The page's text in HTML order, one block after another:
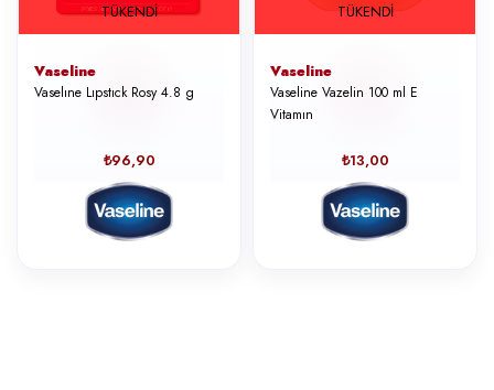
TÜKENDI
Vaseline
Vaselıne Lıpstıck Rosy 4.8 g
₺96,90
TÜKENDI
Vaseline
Vaseline Vazelin 100 ml E
Vitamın
₺13,00